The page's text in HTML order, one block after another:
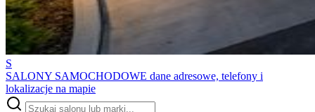
S
SALONY SAMOCHODOWE dane adresowe, telefony i
lokalizacje na mapie